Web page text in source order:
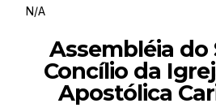
N/A
Assembléia do
Concílio da
Apostólica